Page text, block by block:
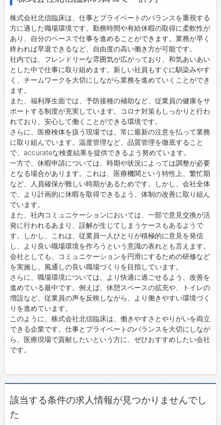
株式会社北信臨床は、仕事とプライベートのバランスを重視する
方に適した職場環境です。勤務時間や有給休暇の取得に柔軟性が
あり、自分のペースで仕事を進めることができます。業務が早く
終われば早退できるなど、自由度の高い働き方が可能です。
社内では、フレンドリーな雰囲気が広がっており、和気あいあい
とした中で仕事に取り組めます。新しい社員もすぐに馴染みやす
く、チームワークを大切にしながら業務を進めていくことができ
ます。
また、福利厚生面では、予防接種の補助など、従業員の健康をサ
ポートする制度が充実しています。コロナ対策もしっかりと行わ
れており、安心して働くことができる環境です。
さらに、医療検体を扱う現場では、常に最新の注意を払って業務
に取り組んでいます。温度管理など、品質管理を徹底すること
で、accurateな検査結果を提供できるよう努めています。
一方で、休暇申請については、時期や状況によっては調整が必要
となる場合があります。これは、医療機関という特性上、繁忙期
など、人員確保が難しい時期があるためです。しかし、会社全体
で、より計画的に休暇を取得できるよう、体制の改善に取り組ん
でいます。
また、社内コミュニケーションにおいては、一部で意見交換が活
発に行われるあまり、誤解が生じてしまうケースもあるようで
す。しかし、これは、従業員一人ひとりが積極的に意見を発信
し、より良い職場環境を作ろうという意識の表れとも言えます。
会社としても、コミュニケーションを円滑にするための研修など
を実施し、風通しの良い職場づくりを目指しています。
さらに、職場環境については、より快適に過ごせるよう、改善を
進めている最中です。例えば、休憩スペースの拡充や、トイレの
増設など、従業員の声を反映しながら、より働きやすい環境づく
りを進めています。
このように、株式会社北信臨床は、働きやすさとやりがいを両立
できる企業です。仕事とプライベートのバランスを大切にしなが
ら、医療現場で貢献したいという方に、ぜひおすすめしたい会社
です。
該当する条件の求人情報が見つかりませんでし
た